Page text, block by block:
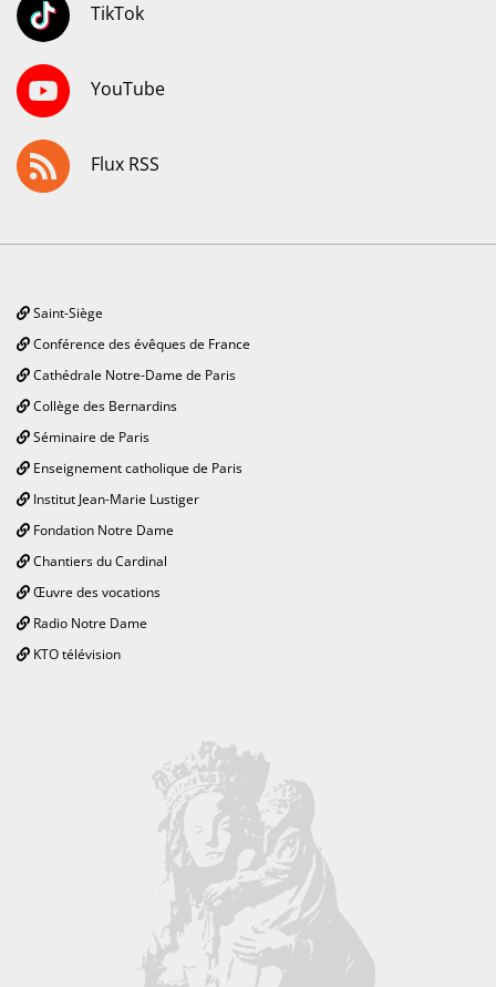
TikTok
YouTube
Flux RSS
Saint-Siège
Conférence des évêques de France
Cathédrale Notre-Dame de Paris
Collège des Bernardins
Séminaire de Paris
Enseignement catholique de Paris
Institut Jean-Marie Lustiger
Fondation Notre Dame
Chantiers du Cardinal
Œuvre des vocations
Radio Notre Dame
KTO télévision